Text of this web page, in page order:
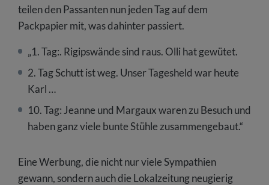
teilen den Passanten nun jeden Tag auf dem
Packpapier mit, was dahinter passiert.
„1. Tag:. Rigipswände sind raus. Olli hat gewütet.
2. Tag Schutt ist weg. Unser Tagesheld war heute
Karl …
10. Tag: Jeanne und Margaux waren zu Besuch und
haben ganz viele bunte Stühle zusammengebaut.“
Eine Werbung, die nicht nur viele Sympathien
gewann, sondern auch die Lokalzeitung neugierig